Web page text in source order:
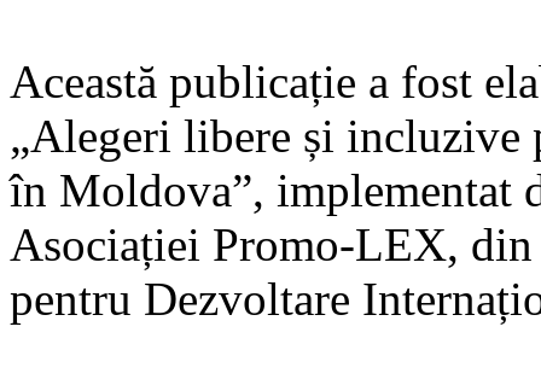
Această publicație a fost
„Alegeri libere și incluzive
în Moldova”, implementat
Asociației Promo-LEX,
pentru Dezvoltare